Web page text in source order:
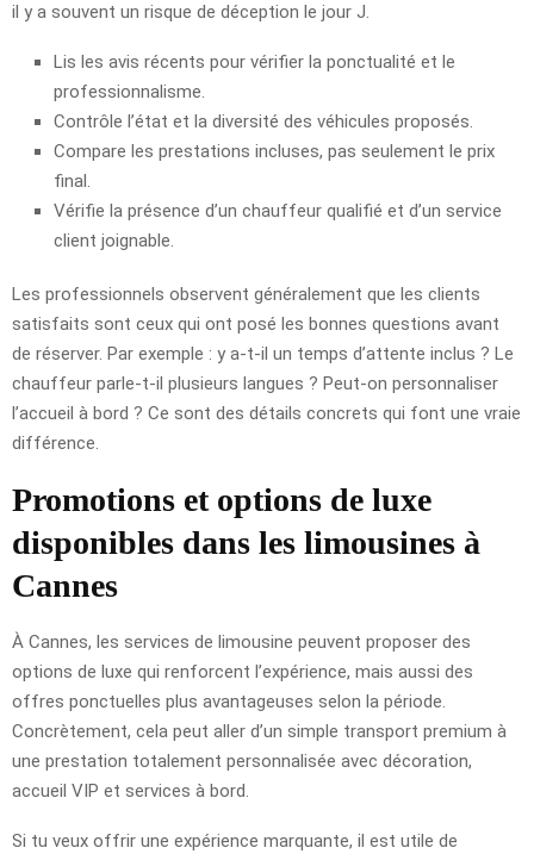
il y a souvent un risque de déception le jour J.
Lis les avis récents pour vérifier la ponctualité et le
professionnalisme.
Contrôle l’état et la diversité des véhicules proposés.
Compare les prestations incluses, pas seulement le prix
final.
Vérifie la présence d’un chauffeur qualifié et d’un service
client joignable.
Les professionnels observent généralement que les clients
satisfaits sont ceux qui ont posé les bonnes questions avant
de réserver. Par exemple : y a-t-il un temps d’attente inclus ? Le
chauffeur parle-t-il plusieurs langues ? Peut-on personnaliser
l’accueil à bord ? Ce sont des détails concrets qui font une vraie
différence.
Promotions et options de luxe
disponibles dans les limousines à
Cannes
À Cannes, les services de limousine peuvent proposer des
options de luxe qui renforcent l’expérience, mais aussi des
offres ponctuelles plus avantageuses selon la période.
Concrètement, cela peut aller d’un simple transport premium à
une prestation totalement personnalisée avec décoration,
accueil VIP et services à bord.
Si tu veux offrir une expérience marquante, il est utile de